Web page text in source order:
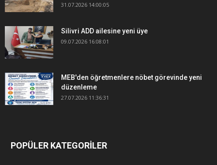
31.07.2026 14:00:05
Silivri ADD ailesine yeni üye
09.07.2026 16:08:01
MEB'den öğretmenlere nöbet görevinde yeni
düzenleme
27.07.2026 11:36:31
POPÜLER KATEGORİLER